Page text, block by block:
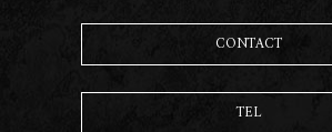
CONTACT
TEL